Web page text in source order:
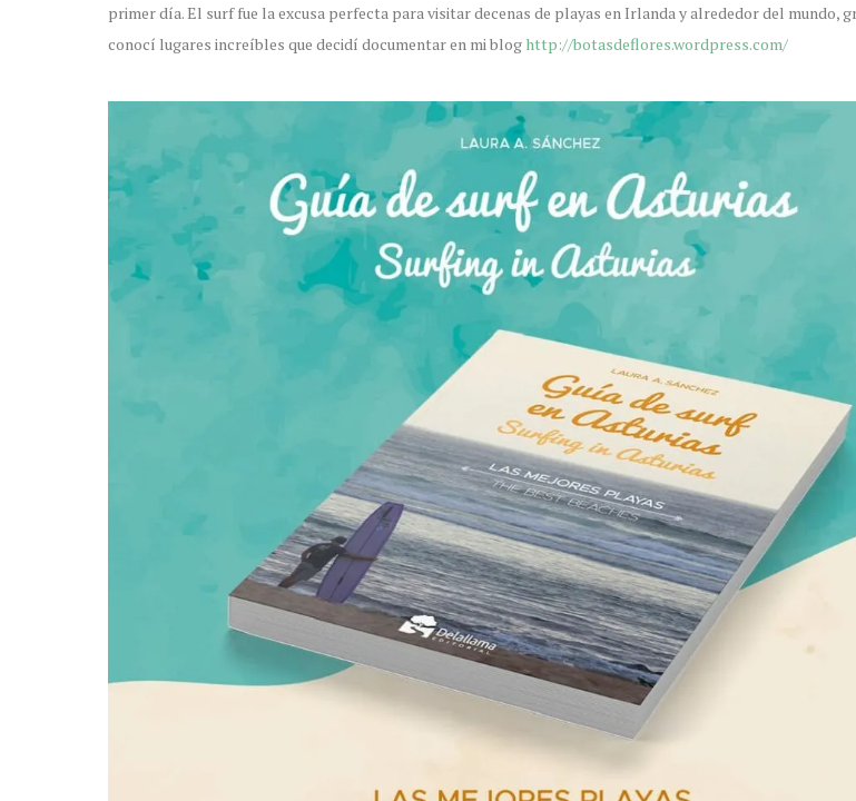
primer día. El surf fue la excusa perfecta para visitar decenas de playas en Irlanda y alrededor del mundo,
conocí lugares increíbles que decidí documentar en mi blog http://botasdeflores.wordpress.com/